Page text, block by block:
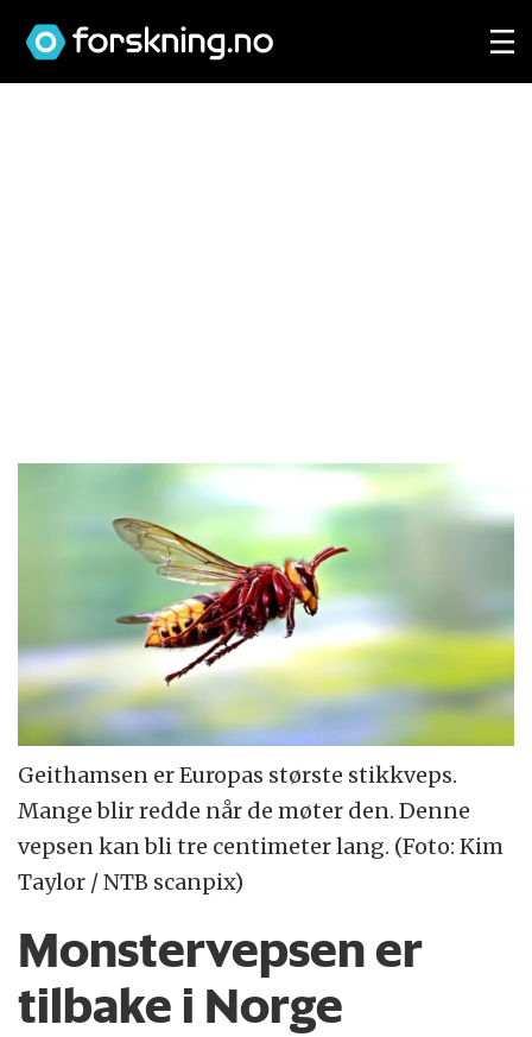
Geithamsen er Europas største stikkveps.
Mange blir redde når de møter den. Denne
vepsen kan bli tre centimeter lang. (Foto: Kim
Taylor / NTB scanpix)
Monstervepsen er
tilbake i Norge